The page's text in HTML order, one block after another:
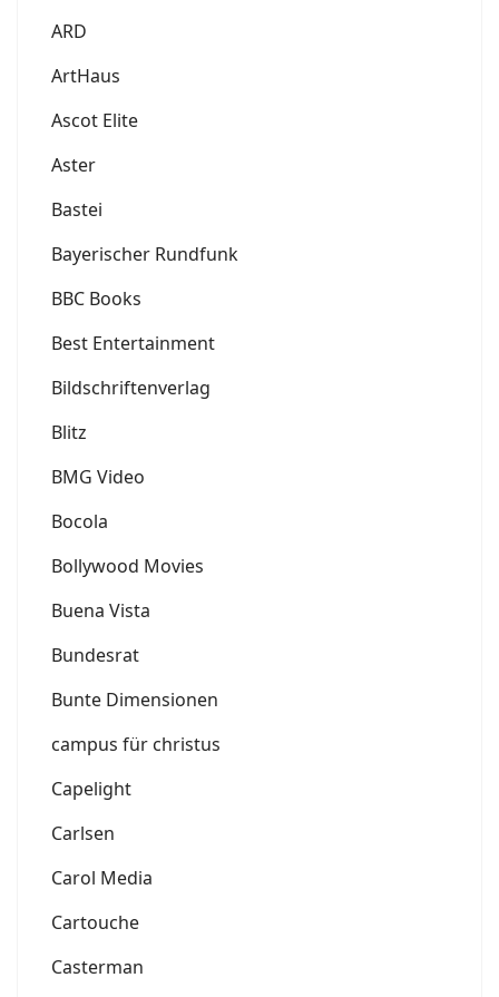
ARD
ArtHaus
Ascot Elite
Aster
Bastei
Bayerischer Rundfunk
BBC Books
Best Entertainment
Bildschriftenverlag
Blitz
BMG Video
Bocola
Bollywood Movies
Buena Vista
Bundesrat
Bunte Dimensionen
campus für christus
Capelight
Carlsen
Carol Media
Cartouche
Casterman